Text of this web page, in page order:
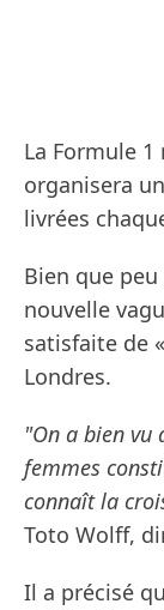
La Formule 1
organisera
livrées
Bien que
nouvelle
satisfaite de
Londres.
"On a bien vu
femmes
connaît la
Toto Wolff,
Il a précisé